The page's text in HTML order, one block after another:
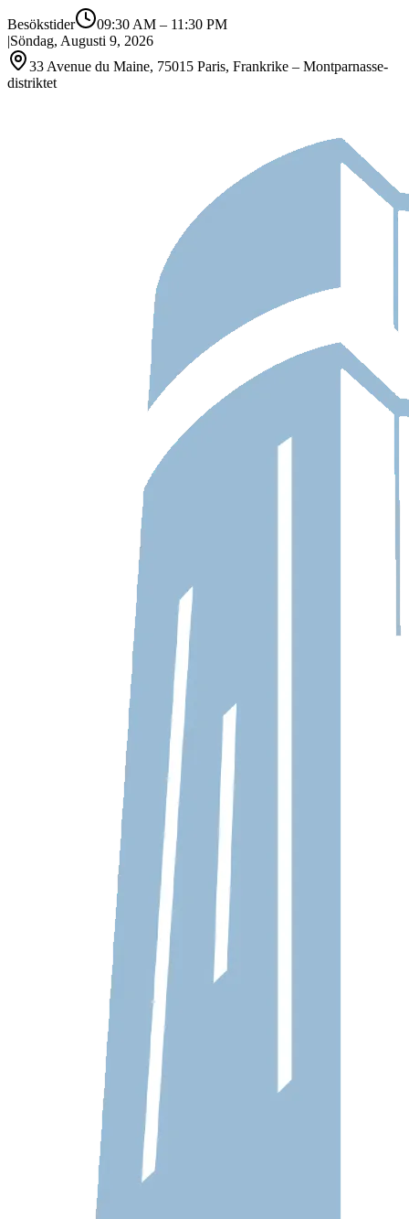
Besökstider 09:30 AM – 11:30 PM
|Söndag, Augusti 9, 2026
33 Avenue du Maine, 75015 Paris, Frankrike – Montparnasse-
distriktet